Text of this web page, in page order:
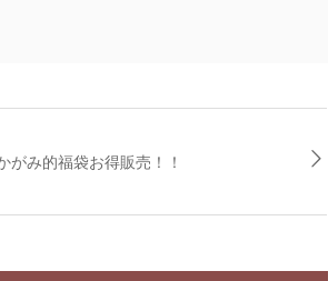
がみ的福袋お得販売！！